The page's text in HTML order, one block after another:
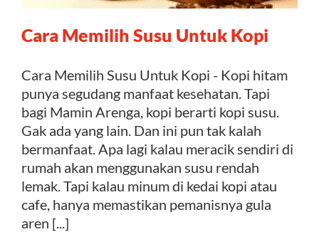
Kontak
Cara Memilih Susu Untuk Kopi
Cara Memilih Susu Untuk Kopi - Kopi hitam
punya segudang manfaat kesehatan. Tapi
bagi Mamin Arenga, kopi berarti kopi susu.
Gak ada yang lain. Dan ini pun tak kalah
bermanfaat. Apa lagi kalau meracik sendiri di
rumah akan menggunakan susu rendah
lemak. Tapi kalau minum di kedai kopi atau
cafe, hanya memastikan pemanisnya gula
aren [...]